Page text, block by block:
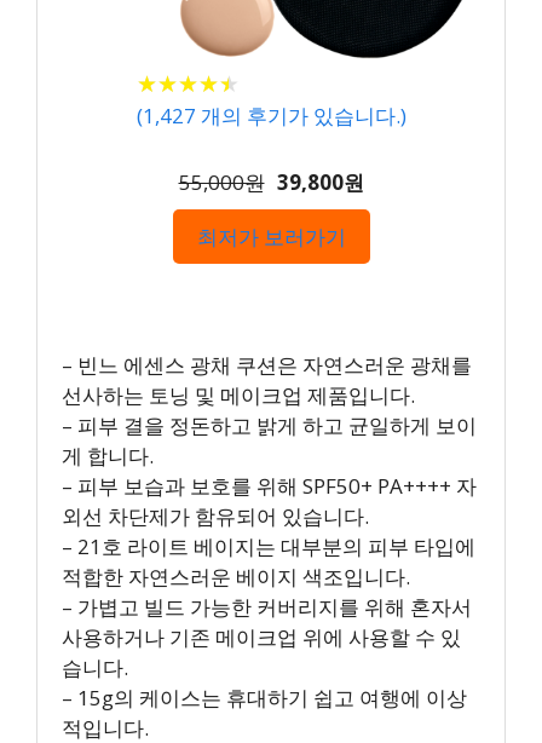
★★★★★
★★★★★
(1,427 개의 후기가 있습니다.)
55,000원 39,800원
최저가 보러가기
– 빈느 에센스 광채 쿠션은 자연스러운 광채를
선사하는 토닝 및 메이크업 제품입니다.
– 피부 결을 정돈하고 밝게 하고 균일하게 보이
게 합니다.
– 피부 보습과 보호를 위해 SPF50+ PA++++ 자
외선 차단제가 함유되어 있습니다.
– 21호 라이트 베이지는 대부분의 피부 타입에
적합한 자연스러운 베이지 색조입니다.
– 가볍고 빌드 가능한 커버리지를 위해 혼자서
사용하거나 기존 메이크업 위에 사용할 수 있
습니다.
– 15g의 케이스는 휴대하기 쉽고 여행에 이상
적입니다.